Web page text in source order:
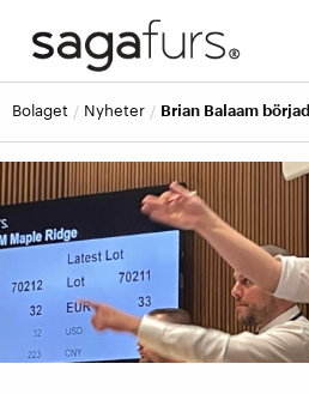
bolaget nyheter Brian Balaam